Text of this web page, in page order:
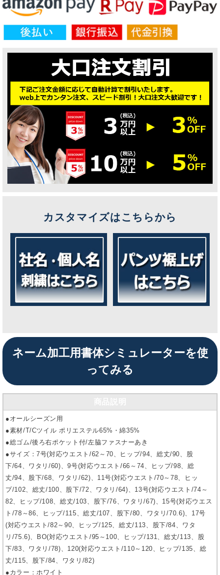
カスタマイズはこちらから
ネーム加工用書体シミュレーターを使
ってみる
●オールシーズン用
●素材/T/Cツイル ポリエステル65%・綿35%
●総ゴム/後ろ右ポケット付/左脇ファスナーあき
●サイズ：7号(対応ウエスト/62～70、ヒップ/94、総丈/90、股
下/64、ワタリ/60)、9号(対応ウエスト/66～74、ヒップ/98、総
丈/94、股下/68、ワタリ/62)、11号(対応ウエスト/70～78、ヒッ
プ/102、総丈/100、股下/72、ワタリ/64)、13号(対応ウエスト/74～
82、ヒップ/108、総丈/103、股下/76、ワタリ/67)、15号(対応ウエス
ト/78～86、ヒップ/115、総丈/107、股下/80、ワタリ/70.6)、17号
(対応ウエスト/82～90、ヒップ/125、総丈/113、股下/84、ワタ
リ/75.6)、BO(対応ウエスト/95～100、ヒップ/131、総丈/113、股
下/83、ワタリ/78)、120(対応ウエスト/110～120、ヒップ/135、総
丈/115、股下/84、ワタリ/82)
●カラー：ホワイト